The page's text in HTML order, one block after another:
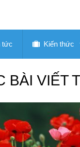
tức Kiến thức
BÀI VIẾT